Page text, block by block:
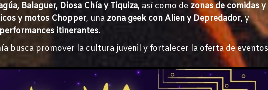
Balaguer, Diosa Chía y Tiquiza, así como de zonas de comidas y
y motos Chopper, una zona geek con Alien y Depredador, y
itinerantes.
busca promover la cultura juvenil y fortalecer la oferta de eventos